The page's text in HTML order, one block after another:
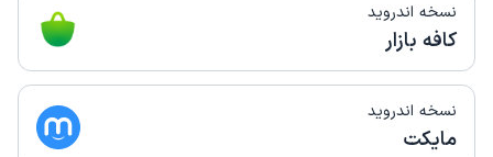
نسخه اندروید
کافه بازار
نسخه اندروید
مایکت